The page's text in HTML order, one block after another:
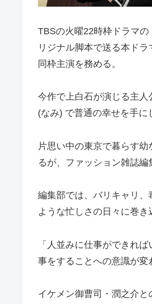
TBSの火曜22時枠ドラマ
リジナル脚本で送る本ド
同枠主演を務める。
今作で上白石が演じる主
(なみ) で普通の幸せを手に
片思い中の東京で暮らす
るが、ファッション雑誌編
編集部では、バリキャリ
ような忙しさの日々に巻き
「人並みに仕事ができれ
事をすることへの意識が変
イケメン御曹司・潤之介